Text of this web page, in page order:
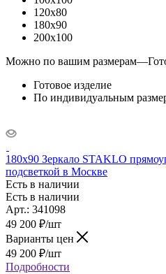
120x80
180x90
200x100
Можно по вашим размерам—
Готовое изделие
По индивидуальным
180x90 Зеркало STAKLO
подсветкой в Москве
Есть в наличии
Есть в наличии
Арт.: 341098
49 200 ₽/шт
Варианты цен
49 200 ₽/шт
Подробности